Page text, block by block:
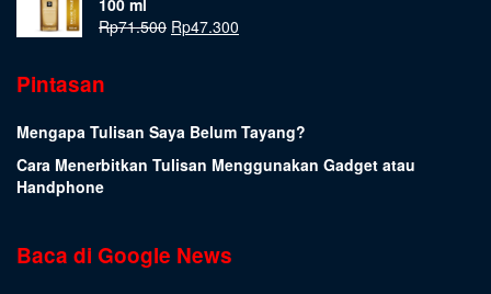
Rp71.500 Rp47.300
Pintasan
Mengapa Tulisan Saya Belum Tayang?
Cara Menerbitkan Tulisan Menggunakan Gadget atau
Handphone
Baca di Google News